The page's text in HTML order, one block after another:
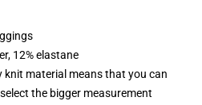
12% elastane
material means that you can
the bigger measurement